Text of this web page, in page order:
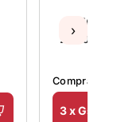
2000W
Comprá en
3 x Gs.
›